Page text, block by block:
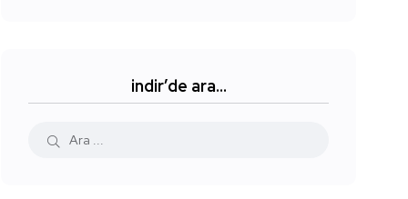
indir’de ara…